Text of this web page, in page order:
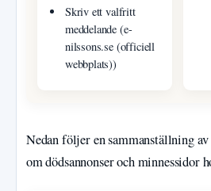
Skriv ett valfritt
meddelande (e-
nilssons.se (officiell
webbplats))
Nedan följer en sammanställning
om dödsannonser och minnessidor